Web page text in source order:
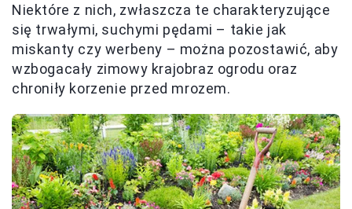
Niektóre z nich, zwłaszcza te charakteryzujące
się trwałymi, suchymi pędami – takie jak
miskanty czy werbeny – można pozostawić, aby
wzbogacały zimowy krajobraz ogrodu oraz
chroniły korzenie przed mrozem.